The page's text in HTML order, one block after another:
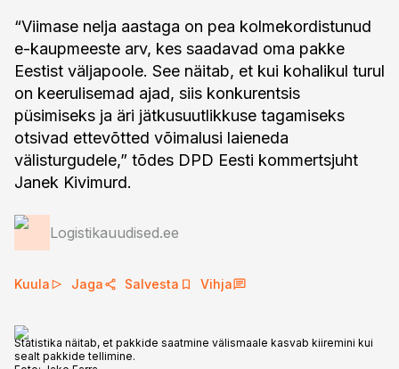
“Viimase nelja aastaga on pea kolmekordistunud
e-kaupmeeste arv, kes saadavad oma pakke
Eestist väljapoole. See näitab, et kui kohalikul turul
on keerulisemad ajad, siis konkurentsis
püsimiseks ja äri jätkusuutlikkuse tagamiseks
otsivad ettevõtted võimalusi laieneda
välisturgudele,” tõdes DPD Eesti kommertsjuht
Janek Kivimurd.
Logistikauudised.ee
Kuula Jaga Salvesta Vihja
Statistika näitab, et pakkide saatmine välismaale kasvab kiiremini kui
sealt pakkide tellimine.